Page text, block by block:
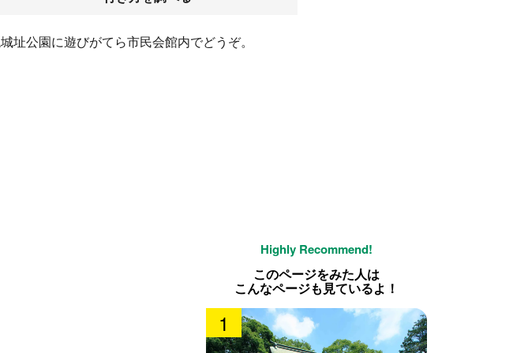
址公園に遊びがてら市民会館内でどうぞ。
このページをみた人は
こんなページも見ているよ！
1